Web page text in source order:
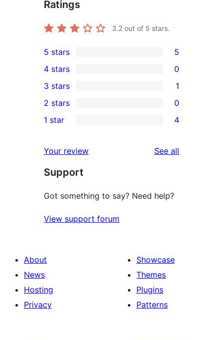
Ratings
3.2 out of 5 stars.
5
5-
star
reviews
5 stars 5
4-
star
reviews
4 stars 0
1
3-
star
3 stars 1
2-
reviews
2 stars 0
star
reviews
1 star 4
Your review See all
Support
Got something to say? Need help?
View support forum
About
News
Hosting
Privacy
Showcase
Themes
Plugins
Patterns